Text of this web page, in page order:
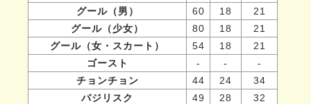
グール（男）
60 18
21
グール（少女）
80 18
21
グール（女・スカート）
54 18
21
ゴースト
- -
-
チョンチョン
44 24
34
バジリスク
49 28
32